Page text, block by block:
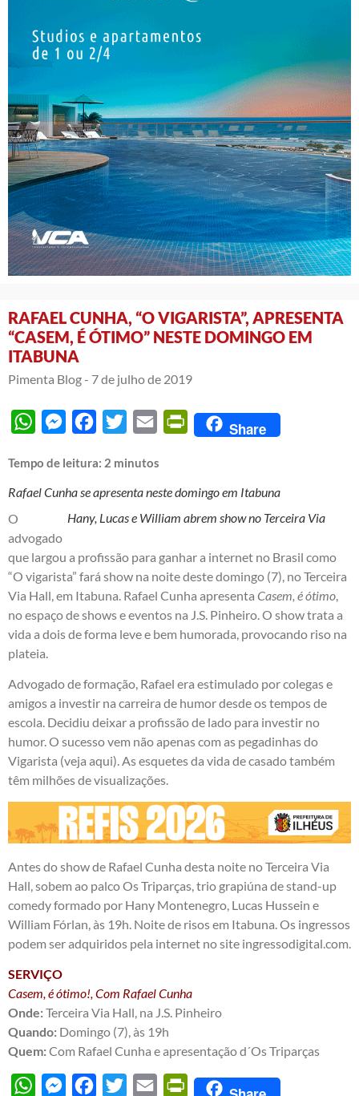
RAFAEL CUNHA, “O VIGARISTA”, APRESENTA
“CASEM, É ÓTIMO” NESTE DOMINGO EM
ITABUNA
Pimenta Blog - 7 de julho de 2019
WhatsAppMessengerFacebook
Twitter Email PrintFriendly
Share
Tempo de leitura: 2 minutos
Rafael Cunha se apresenta neste domingo em Itabuna
Hany, Lucas e William abrem show no Terceira Via
O
advogado
que largou a profissão para ganhar a internet no Brasil como
“O vigarista” fará show na noite deste domingo (7), no Terceira
Via Hall, em Itabuna. Rafael Cunha apresenta Casem, é ótimo
no espaço de shows e eventos na J.S. Pinheiro. O show trata a
vida a dois de forma leve e bem humorada, provocando riso na
plateia.
Advogado de formação, Rafael era estimulado por colegas e
amigos a investir na carreira de humor desde os tempos de
escola. Decidiu deixar a profissão de lado para investir no
humor. O sucesso vem não apenas com as pegadinhas do
Vigarista (veja aqui). As esquetes da vida de casado também
têm milhões de visualizações.
Antes do show de Rafael Cunha desta noite no Terceira Via
Hall, sobem ao palco Os Triparças, trio grapiúna de stand-up
comedy formado por Hany Montenegro, Lucas Hussein e
William Fórlan, às 19h. Noite de risos em Itabuna. Os ingressos
podem ser adquiridos pela internet no site ingressodigital.com.
SERVIÇO
Casem, é ótimo!, Com Rafael Cunha
Onde:Terceira Via Hall, na J.S. Pinheiro
Quando: Domingo (7), às 19h
Quem:Com Rafael Cunha e apresentação d´Os Triparças
WhatsAppMessengerFacebook
Twitter Email PrintFriendly